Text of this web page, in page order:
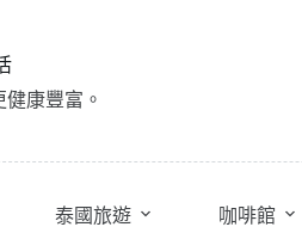
康豐富。
泰國旅遊 咖啡館